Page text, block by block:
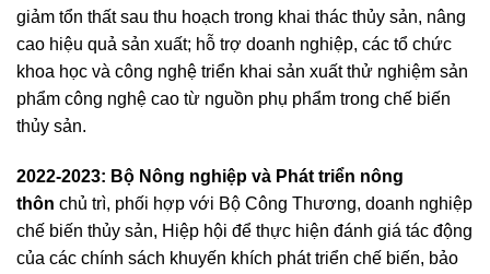
giảm tổn thất sau thu hoạch trong khai thác thủy sản, nâng
cao hiệu quả sản xuất; hỗ trợ doanh nghiệp, các tổ chức
khoa học và công nghệ triển khai sản xuất thử nghiệm sản
phẩm công nghệ cao từ nguồn phụ phẩm trong chế biến
thủy sản.
2022-2023: Bộ Nông nghiệp và Phát triển nông
thôn chủ trì, phối hợp với Bộ Công Thương, doanh nghiệp
chế biến thủy sản, Hiệp hội để thực hiện đánh giá tác động
của các chính sách khuyến khích phát triển chế biến, bảo